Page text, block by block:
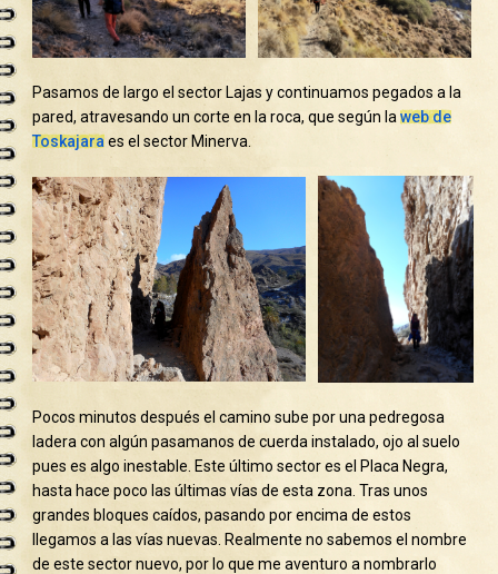
Pasamos de largo el sector Lajas y continuamos pegados a la
pared, atravesando un corte en la roca, que según laweb de
Toskajaraes el sector Minerva.
Pocos minutos después el camino sube por una pedregosa
ladera con algún pasamanos de cuerda instalado, ojo al suelo
pues es algo inestable. Este último sector es el Placa Negra,
hasta hace poco las últimas vías de esta zona. Tras unos
grandes bloques caídos, pasando por encima de estos
llegamos a las vías nuevas. Realmente no sabemos el nombre
de este sector nuevo, por lo que me aventuro a nombrarlo